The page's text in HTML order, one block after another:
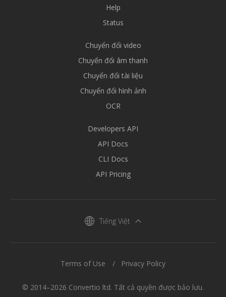
Help
Status
Chuyển đổi video
Chuyển đổi âm thanh
Chuyển đổi tài liệu
Chuyển đổi hình ảnh
OCR
Developers API
API Docs
CLI Docs
API Pricing
Tiếng Việt
© 2014–2026 Convertio ltd. Tất cả quyền được bảo lưu.
Terms of Use Privacy Policy